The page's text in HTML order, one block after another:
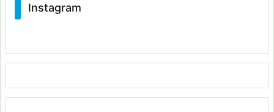
Instagram